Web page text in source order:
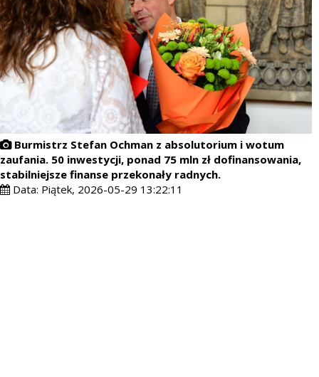
Burmistrz Stefan Ochman z absolutorium i wotum
zaufania. 50 inwestycji, ponad 75 mln zł dofinansowania,
stabilniejsze finanse przekonały radnych.
Data: Piątek, 2026-05-29 13:22:11